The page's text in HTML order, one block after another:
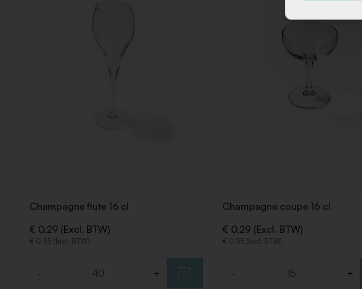
Champagne flute 16 cl
€ 0,29 (Excl. BTW)
€ 0,35 (Incl. BTW)
- +
Champagne coupe 16 cl
€ 0,29 (Excl. BTW)
€ 0,35 (Incl. BTW)
- +